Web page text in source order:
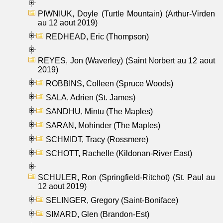
PIWNIUK, Doyle (Turtle Mountain) (Arthur-Virden
au 12 aout 2019)
REDHEAD, Eric (Thompson)
REYES, Jon (Waverley) (Saint Norbert au 12 aout
2019)
ROBBINS, Colleen (Spruce Woods)
SALA, Adrien (St. James)
SANDHU, Mintu (The Maples)
SARAN, Mohinder (The Maples)
SCHMIDT, Tracy (Rossmere)
SCHOTT, Rachelle (Kildonan-River East)
SCHULER, Ron (Springfield-Ritchot) (St. Paul au
12 aout 2019)
SELINGER, Gregory (Saint-Boniface)
SIMARD, Glen (Brandon-Est)